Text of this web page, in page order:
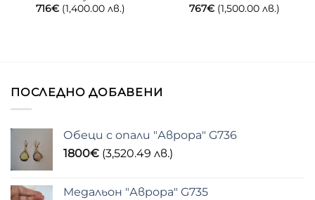
716€ (1,400.00 лв.)
767€ (1,500.00 лв.)
ПОСЛЕДНО ДОБАВЕНИ
Обеци с опали "Аврора" G736
1800€ (3,520.49 лв.)
Медальон "Аврора" G735